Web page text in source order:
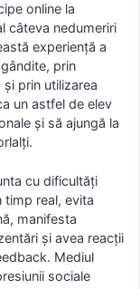
online la
câteva nedumeriri
experiență a
prin
prin utilizarea
un astfel de elev
și să ajungă la
cu dificultăți
timp real, evita
manifesta
și avea reacții
Mediul
sociale